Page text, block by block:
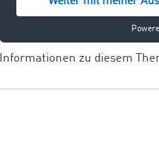
zu diesem